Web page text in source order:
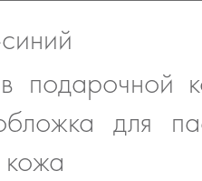
подарочной
для
кожа